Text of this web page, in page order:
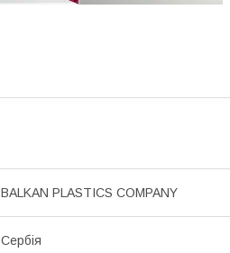
BALKAN PLASTICS COMPANY
Сербія